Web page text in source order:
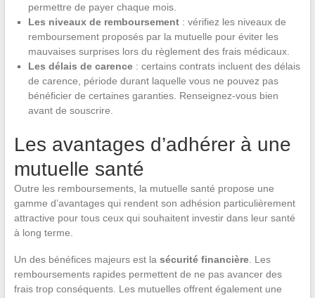
permettre de payer chaque mois.
Les niveaux de remboursement: vérifiez les niveaux de
remboursement proposés par la mutuelle pour éviter les
mauvaises surprises lors du règlement des frais médicaux.
Les délais de carence: certains contrats incluent des délais
de carence, période durant laquelle vous ne pouvez pas
bénéficier de certaines garanties. Renseignez-vous bien
avant de souscrire.
Les avantages d’adhérer à une
mutuelle santé
Outre les remboursements, la mutuelle santé propose une
gamme d’avantages qui rendent son adhésion particulièrement
attractive pour tous ceux qui souhaitent investir dans leur santé
à long terme.
Un des bénéfices majeurs est la sécurité financière. Les
remboursements rapides permettent de ne pas avancer des
frais trop conséquents. Les mutuelles offrent également une